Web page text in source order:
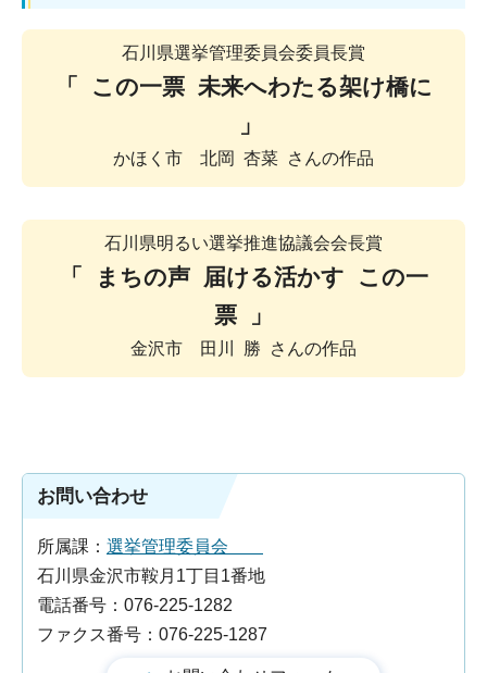
石川県選挙管理委員会委員長賞
「 この一票 未来へわたる架け橋に
」
かほく市 北岡 杏菜 さんの作品
石川県明るい選挙推進協議会会長賞
「 まちの声 届ける活かす この一
票 」
金沢市 田川 勝 さんの作品
お問い合わせ
所属課： 選挙管理委員会
石川県金沢市鞍月1丁目1番地
電話番号：076-225-1282
ファクス番号：076-225-1287